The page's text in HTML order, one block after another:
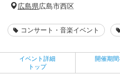
広島県広島市西区
コンサート・音楽イベント
イベント詳細
トップ
開催期